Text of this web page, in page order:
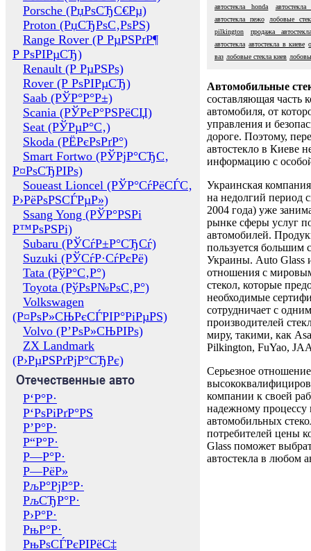
Porsche (РџРѕСЂС€Рµ)
Proton (РџСЂРѕС‚РѕРЅ)
Range Rover (Р РµРЅРґР¶
Р РѕРІРµСЂ)
Renault (Р РµРЅРѕ)
Rover (Р РѕРІРµСЂ)
Saab (РЎР°Р°Р±)
Scania (РЎРєР°РЅРёСЏ)
Seat (РЎРµР°С‚)
Skoda (РЁРєРѕРґР°)
Smart Fortwo (РЎРјР°СЂС‚
Р¤РѕСЂРІРѕ)
Soueast Lioncel (РЎР°СѓРёСЃС‚
Р›РёРѕРЅСЃРµР»)
Ssang Yong (РЎР°РЅРі
Р™РѕРЅРі)
Subaru (РЎСѓР±Р°СЂСѓ)
Suzuki (РЎСѓР·СѓРєРё)
Tata (РўР°С‚Р°)
Toyota (РўРѕР№РѕС‚Р°)
Volkswagen
(Р¤РѕР»СЊРєСЃРІР°РіРµРЅ)
Volvo (Р’РѕР»СЊРІРѕ)
ZX Landmark
(Р›РµРЅРґРјР°СЂРє)
Отечественные авто
Р‘Р°Р·
Р‘РѕРіРґР°РЅ
Р’Р°Р·
Р“Р°Р·
Р—Р°Р·
Р—РёР»
РљР°РјР°Р·
РљСЂР°Р·
Р›Р°Р·
РњР°Р·
РњРѕСЃРєРІРёС‡
автостекла honda
автостекла пежо
лобовые
pilkington
продажа автостекла
автостекла автостекла в киеве
ваз лобовые стекла киев
Автомобильные
составляющая часть
автомобиля, от
управления и
дороге. Поэтому,
автостекло в Киеве
информацию с
Украинская
на недолгий период
2004 года) уже
рынке сферы услуг
автомобилей.
пользуется большим
Украины. Auto Glass
отношения с
стекол, которые
необходимые
сотрудничает с
производителей
миру, такими, как
Pilkington, FuYao,
Серьезное отношение
компании к своей
надежному процессу
автомобильных
потребителей цены
Glass поможет
автостекла в любом